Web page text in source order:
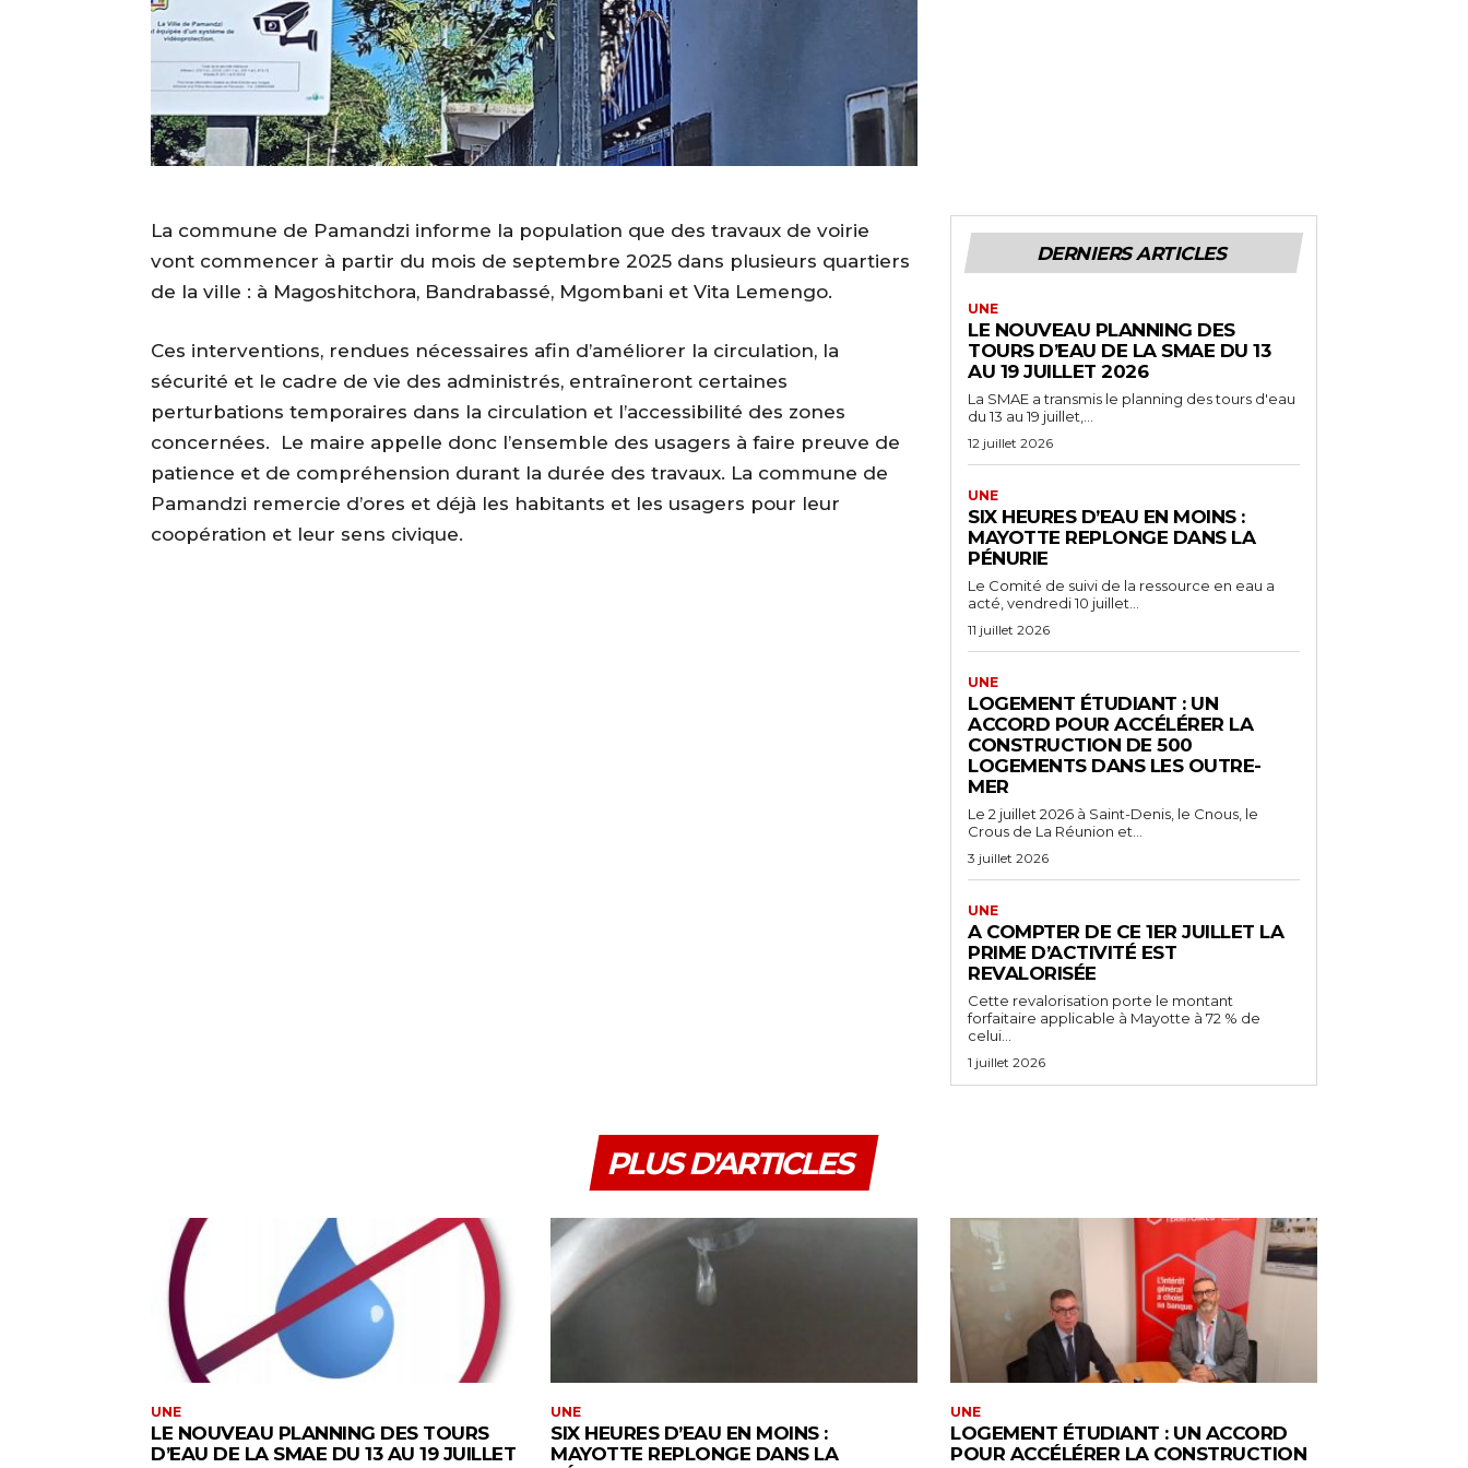
La commune de Pamandzi informe la population que des travaux de voirie
vont commencer à partir du mois de septembre 2025 dans plusieurs quartiers
de la ville : à Magoshitchora, Bandrabassé, Mgombani et Vita Lemengo.
Ces interventions, rendues nécessaires afin d’améliorer la circulation, la
sécurité et le cadre de vie des administrés, entraîneront certaines
perturbations temporaires dans la circulation et l’accessibilité des zones
concernées. Le maire appelle donc l’ensemble des usagers à faire preuve de
patience et de compréhension durant la durée des travaux. La commune de
Pamandzi remercie d’ores et déjà les habitants et les usagers pour leur
coopération et leur sens civique.
DERNIERS ARTICLES
UNE
LE NOUVEAU PLANNING DES
TOURS D’EAU DE LA SMAE DU 13
AU 19 JUILLET 2026
La SMAE a transmis le planning des tours d'eau
du 13 au 19 juillet,...
12 juillet 2026
UNE
SIX HEURES D’EAU EN MOINS :
MAYOTTE REPLONGE DANS LA
PÉNURIE
Le Comité de suivi de la ressource en eau a
acté, vendredi 10 juillet...
11 juillet 2026
UNE
LOGEMENT ÉTUDIANT : UN
ACCORD POUR ACCÉLÉRER LA
CONSTRUCTION DE 500
LOGEMENTS DANS LES OUTRE-
MER
Le 2 juillet 2026 à Saint-Denis, le Cnous, le
Crous de La Réunion et...
3 juillet 2026
UNE
A COMPTER DE CE 1ER JUILLET LA
PRIME D’ACTIVITÉ EST
REVALORISÉE
Cette revalorisation porte le montant
forfaitaire applicable à Mayotte à 72 % de
celui...
1 juillet 2026
PLUS D'ARTICLES
UNE
LE NOUVEAU PLANNING DES TOURS
D’EAU DE LA SMAE DU 13 AU 19 JUILLET
UNE
SIX HEURES D’EAU EN MOINS :
MAYOTTE REPLONGE DANS LA
UNE
LOGEMENT ÉTUDIANT : UN ACCORD
POUR ACCÉLÉRER LA CONSTRUCTION